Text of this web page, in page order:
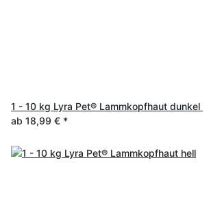
1 - 10 kg Lyra Pet® Lammkopfhaut dunkel
ab 18,99 € *